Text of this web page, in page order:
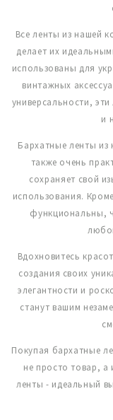
Все ленты из нашей
делает их
использованы для
винтажных
универсальности,
и
Бархатные ленты из
также очень
сохраняет свой
использования.
функциональны,
Вдохновитесь
создания своих
элегантности и
станут вашим
Покупая бархатные
не просто товар, а
ленты - идеальный